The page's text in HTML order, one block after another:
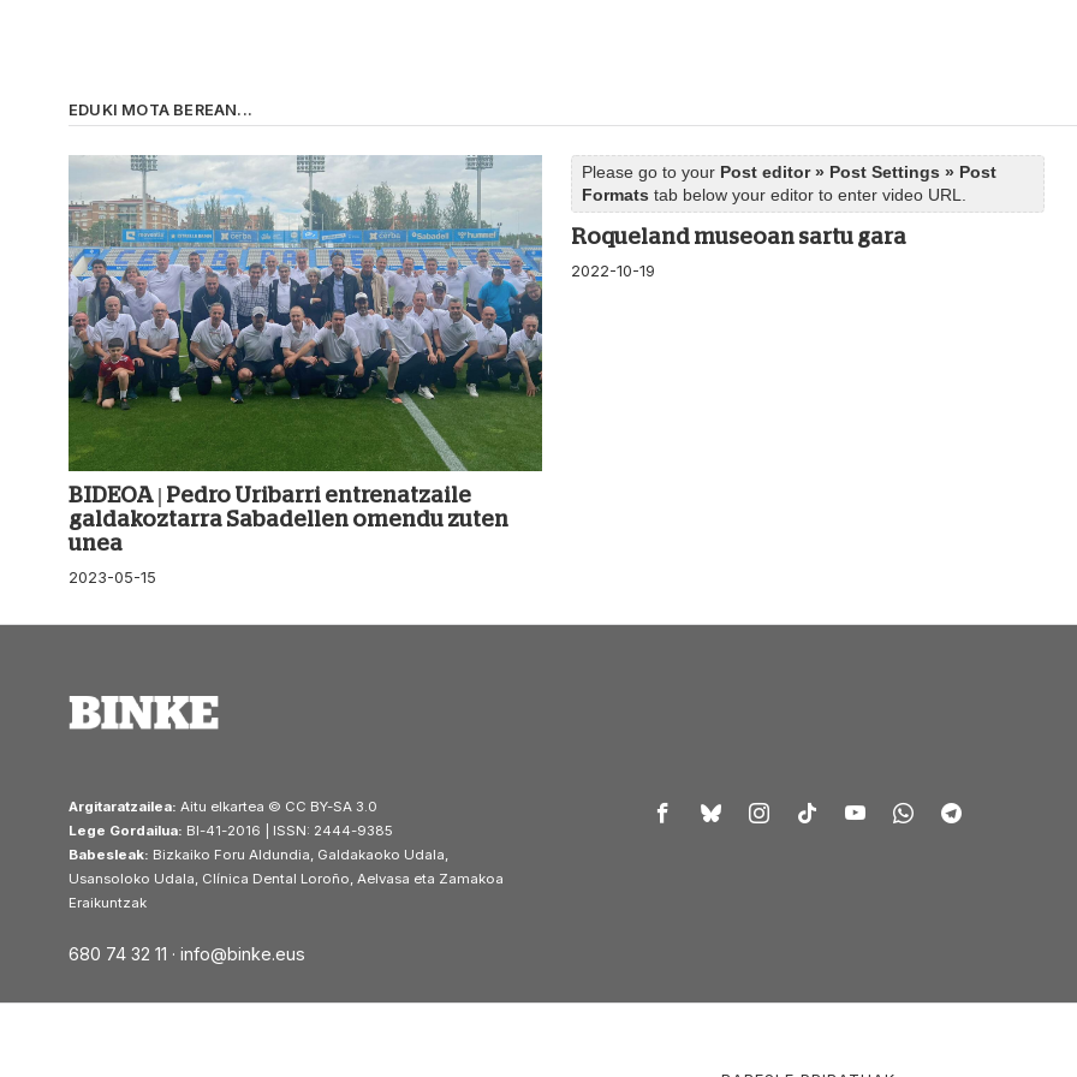
EDUKI MOTA BEREAN...
BIDEOA | Pedro Uribarri entrenatzaile
galdakoztarra Sabadellen omendu zuten
unea
2023-05-15
Please go to your Post editor » Post Settings » Post
Formats tab below your editor to enter video URL.
Roqueland museoan sartu gara
2022-10-19
Argitaratzailea: Aitu elkartea © CC BY-SA 3.0
Lege Gordailua: BI-41-2016 | ISSN: 2444-9385
Babesleak: Bizkaiko Foru Aldundia, Galdakaoko Udala,
Usansoloko Udala, Clínica Dental Loroño, Aelvasa eta Zamakoa
Eraikuntzak
680 74 32 11 · info@binke.eus